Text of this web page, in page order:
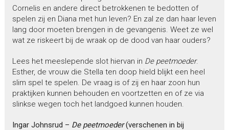
Cornelis en andere direct betrokkenen te bedotten of
spelen zij en Diana met hun leven? En zal ze dan haar leven
lang door moeten brengen in de gevangenis. Weet ze wel
wat ze riskeert bij de wraak op de dood van haar ouders?
Lees het meeslepende slot hiervan in De peetmoeder.
Esther, de vrouw die Stella ten doop hield blijkt een heel
slim spel te spelen. De vraag is of zij en haar zoon hun
praktijken kunnen behouden en voortzetten en of ze via
slinkse wegen toch het landgoed kunnen houden.
Ingar Johnsrud – De peetmoeder(verschenen in bij